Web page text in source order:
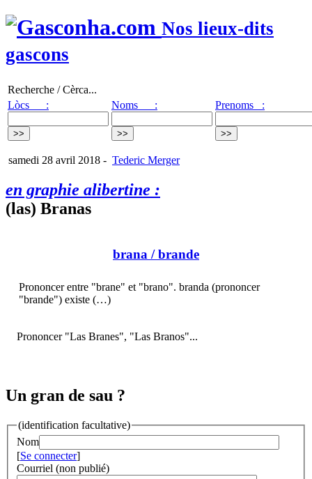
Nos lieux-dits
gascons
Recherche / Cèrca...
Lòcs :
Noms : Prenoms :
samedi 28 avril 2018 - Tederic Merger
en graphie alibertine :
(las) Branas
brana / brande
Prononcer entre "brane" et "brano". branda (prononcer
"brande") existe (…)
Prononcer "Las Branes", "Las Branos"...
Un gran de sau ?
(identification facultative)
Nom
[Se connecter]
Courriel (non publié)